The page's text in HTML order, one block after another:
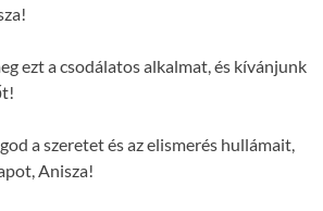
ezt a csodálatos alkalmat, és kívánjunk
a szeretet és az elismerés hullámait,
Anisza!